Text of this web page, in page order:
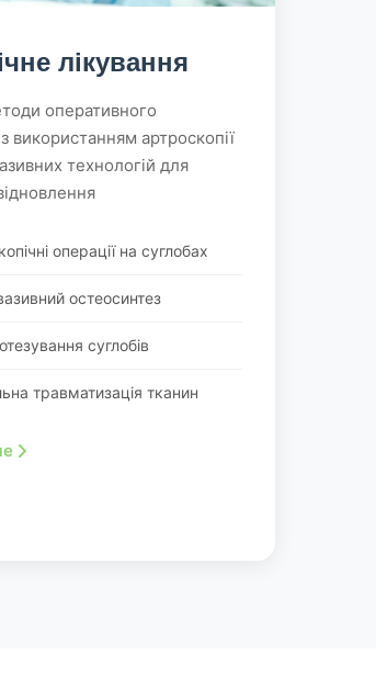
лікування
оперативного
використанням артроскопії
технологій для
операції на суглобах
остеосинтез
суглобів
травматизація тканин